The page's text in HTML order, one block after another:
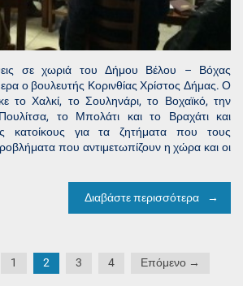
σε χωριά του Δήμου Βέλου – Βόχας
ο βουλευτής Κορινθίας Χρίστος Δήμας. Ο
το Χαλκί, το Σουληνάρι, το Βοχαϊκό, την
το Μπολάτι και το Βραχάτι και
κατοίκους για τα ζητήματα που τους
που αντιμετωπίζουν η χώρα και οι
Διαβάστε περισσότερα
1 2 3 4 Επόμενο →